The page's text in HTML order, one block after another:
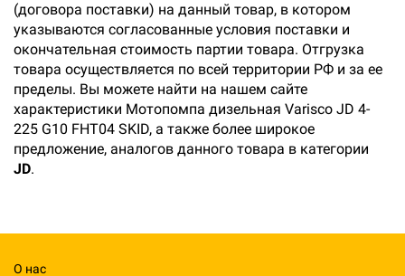
(договора поставки) на данный товар, в котором
указываются согласованные условия поставки и
окончательная стоимость партии товара. Отгрузка
товара осуществляется по всей территории РФ и за ее
пределы. Вы можете найти на нашем сайте
характеристики Мотопомпа дизельная Varisco JD 4-
225 G10 FHT04 SKID, а также более широкое
предложение, аналогов данного товара в категории
JD.
О нас